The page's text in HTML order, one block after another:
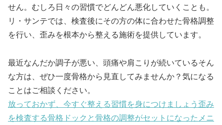
せん。むしろ日々の習慣でどんどん悪化していくことも。
リ・サンテでは、検査後にその方の体に合わせた骨格調整
を行い、歪みを根本から整える施術を提供しています。
最近なんだか調子が悪い、頭痛や肩こりが続いているそん
な方は、ぜひ一度骨格から見直してみませんか？気になる
ことはご相談ください。
放っておかず、今すぐ整える習慣を身につけましょう歪み
を検査する骨格ドックと骨格の調整がセットになったメニ